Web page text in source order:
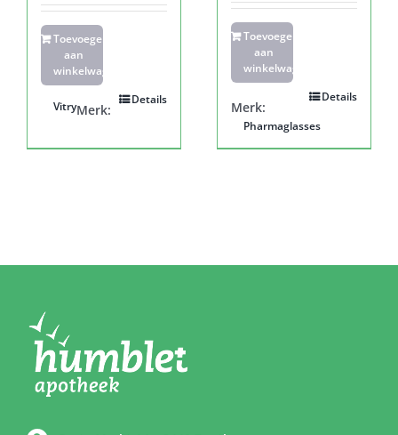
Toevoegen
aan
winkelwagen
Details
Merk:
Vitry
Toevoegen
aan
winkelwagen
Details
Merk:
Pharmaglasses